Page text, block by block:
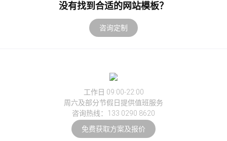
没有找到合适的网站模板？
咨询定制
工作日 09:00-22:00
周六及部分节假日提供值班服务
咨询热线：133 0290 8620
免费获取方案及报价